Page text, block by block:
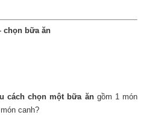
chọn bữa ăn
cách chọn một bữa ăngồm 1 món
canh?